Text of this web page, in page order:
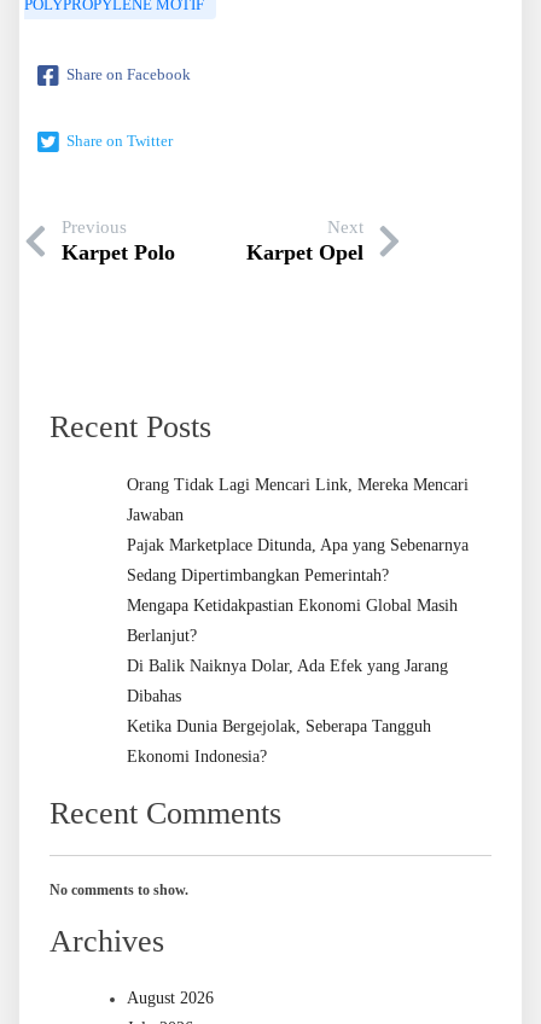
POLYPROPYLENE MOTIF
Share on Facebook
Share on Twitter
Previous
Karpet Polo
Next
Karpet Opel
Recent Posts
Orang Tidak Lagi Mencari Link, Mereka Mencari
Jawaban
Pajak Marketplace Ditunda, Apa yang Sebenarnya
Sedang Dipertimbangkan Pemerintah?
Mengapa Ketidakpastian Ekonomi Global Masih
Berlanjut?
Di Balik Naiknya Dolar, Ada Efek yang Jarang
Dibahas
Ketika Dunia Bergejolak, Seberapa Tangguh
Ekonomi Indonesia?
Recent Comments
No comments to show.
Archives
August 2026